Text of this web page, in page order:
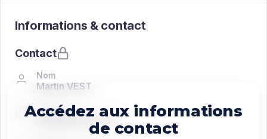
Informations & contact
Contact
Nom
Martin VEST
Fonction
Managing director
Accédez aux informations
de contact